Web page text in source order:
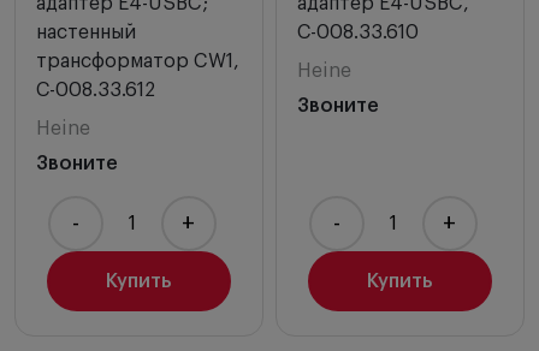
настенный
трансформатор CW1,
С-008.33.612
Heine
Звоните
Купить
- +
С-008.33.610
Heine
Звоните
Купить
- +